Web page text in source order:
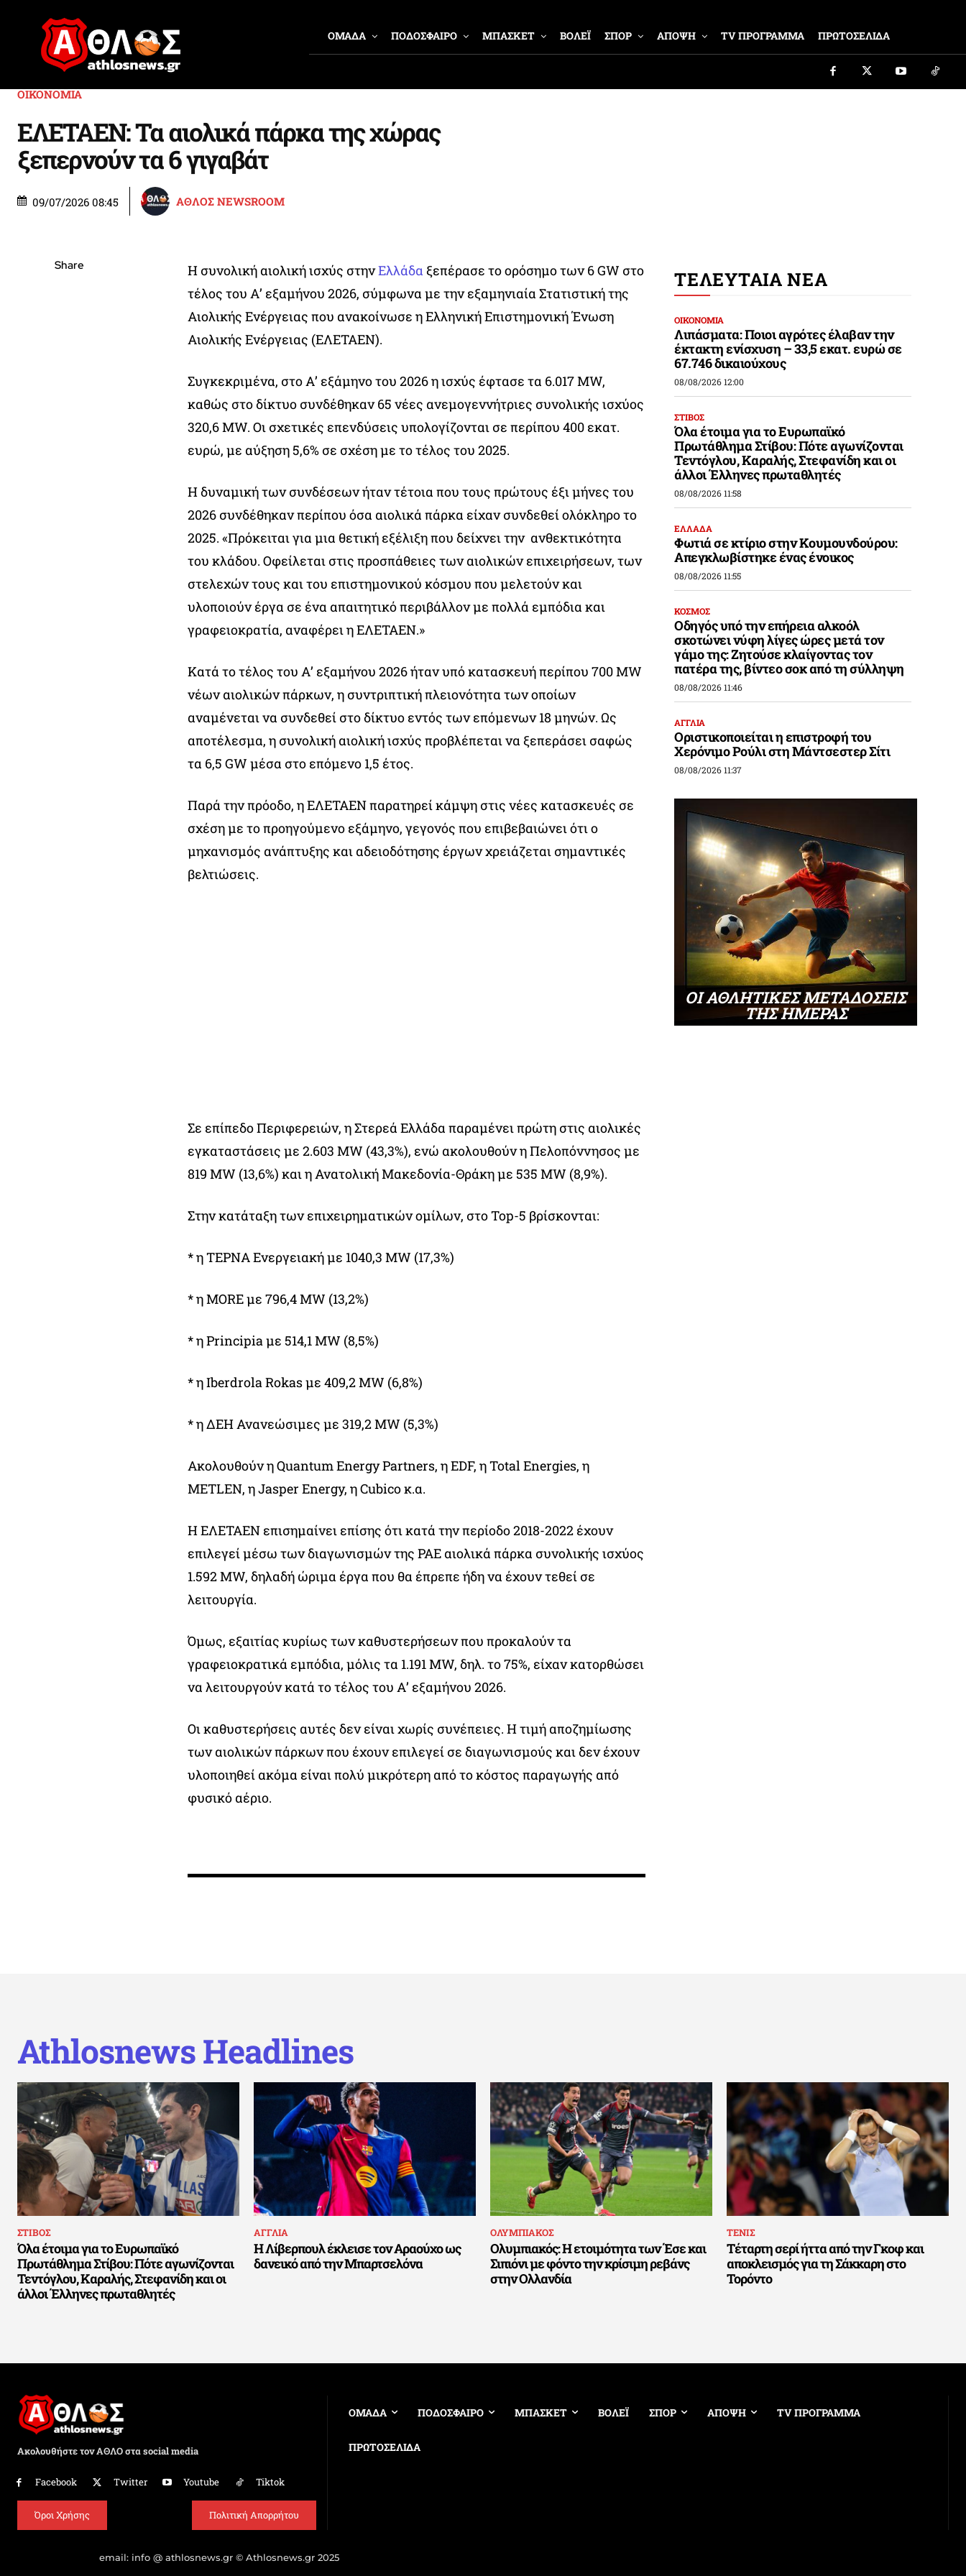
ΟΜΑΔΑ ΠΟΔΟΣΦΑΙΡΟ ΜΠΑΣΚΕΤ ΒΟΛΕΪ ΣΠΟΡ ΑΠΟΨΗ TV ΠΡΟΓΡΑΜΜΑ ΠΡΩΤΟΣΕΛΙΔΑ
ΟΙΚΟΝΟΜΙΑ
ΕΛΕΤΑΕΝ: Τα αιολικά πάρκα της χώρας
ξεπερνούν τα 6 γιγαβάτ
09/07/2026 08:45 ΑΘΛΟΣ NEWSROOM
Share Η συνολική αιολική ισχύς στηνΕλλάδα ξεπέρασε το ορόσημο των 6 GW στο
τέλος του Α’ εξαμήνου 2026, σύμφωνα με την εξαμηνιαία Στατιστική της
Αιολικής Ενέργειας που ανακοίνωσε η Ελληνική Επιστημονική Ένωση
Αιολικής Ενέργειας (ΕΛΕΤΑΕΝ).
Συγκεκριμένα, στο Α’ εξάμηνο του 2026 η ισχύς έφτασε τα 6.017 MW,
καθώς στο δίκτυο συνδέθηκαν 65 νέες ανεμογεννήτριες συνολικής ισχύος
320,6 MW. Οι σχετικές επενδύσεις υπολογίζονται σε περίπου 400 εκατ.
ευρώ, με αύξηση 5,6% σε σχέση με το τέλος του 2025.
Η δυναμική των συνδέσεων ήταν τέτοια που τους πρώτους έξι μήνες του
2026 συνδέθηκαν περίπου όσα αιολικά πάρκα είχαν συνδεθεί ολόκληρο το
2025. «Πρόκειται για μια θετική εξέλιξη που δείχνει την ανθεκτικότητα
του κλάδου. Οφείλεται στις προσπάθειες των αιολικών επιχειρήσεων, των
στελεχών τους και του επιστημονικού κόσμου που μελετούν και
υλοποιούν έργα σε ένα απαιτητικό περιβάλλον με πολλά εμπόδια και
γραφειοκρατία, αναφέρει η ΕΛΕΤΑΕΝ.»
Κατά το τέλος του Α’ εξαμήνου 2026 ήταν υπό κατασκευή περίπου 700 MW
νέων αιολικών πάρκων, η συντριπτική πλειονότητα των οποίων
αναμένεται να συνδεθεί στο δίκτυο εντός των επόμενων 18 μηνών. Ως
αποτέλεσμα, η συνολική αιολική ισχύς προβλέπεται να ξεπεράσει σαφώς
τα 6,5 GW μέσα στο επόμενο 1,5 έτος.
Παρά την πρόοδο, η ΕΛΕΤΑΕΝ παρατηρεί κάμψη στις νέες κατασκευές σε
σχέση με το προηγούμενο εξάμηνο, γεγονός που επιβεβαιώνει ότι ο
μηχανισμός ανάπτυξης και αδειοδότησης έργων χρειάζεται σημαντικές
βελτιώσεις.
Σε επίπεδο Περιφερειών, η Στερεά Ελλάδα παραμένει πρώτη στις αιολικές
εγκαταστάσεις με 2.603 MW (43,3%), ενώ ακολουθούν η Πελοπόννησος με
819 MW (13,6%) και η Ανατολική Μακεδονία-Θράκη με 535 MW (8,9%).
Στην κατάταξη των επιχειρηματικών ομίλων, στο Top-5 βρίσκονται:
* η ΤΕΡΝΑ Ενεργειακή με 1040,3 MW (17,3%)
* η ΜORE με 796,4 MW (13,2%)
* η Principia με 514,1 MW (8,5%)
* η Iberdrola Rokas με 409,2 MW (6,8%)
* η ΔΕΗ Ανανεώσιμες με 319,2 MW (5,3%)
Ακολουθούν η Quantum Energy Partners, η EDF, η Total Energies, η
METLEN, η Jasper Energy, η Cubico κ.α.
Η ΕΛΕΤΑΕΝ επισημαίνει επίσης ότι κατά την περίοδο 2018-2022 έχουν
επιλεγεί μέσω των διαγωνισμών της ΡΑΕ αιολικά πάρκα συνολικής ισχύος
1.592 MW, δηλαδή ώριμα έργα που θα έπρεπε ήδη να έχουν τεθεί σε
λειτουργία.
Όμως, εξαιτίας κυρίως των καθυστερήσεων που προκαλούν τα
γραφειοκρατικά εμπόδια, μόλις τα 1.191 MW, δηλ. το 75%, είχαν κατορθώσει
να λειτουργούν κατά το τέλος του Α’ εξαμήνου 2026.
Οι καθυστερήσεις αυτές δεν είναι χωρίς συνέπειες. Η τιμή αποζημίωσης
των αιολικών πάρκων που έχουν επιλεγεί σε διαγωνισμούς και δεν έχουν
υλοποιηθεί ακόμα είναι πολύ μικρότερη από το κόστος παραγωγής από
φυσικό αέριο.
ΤΕΛΕΥΤΑΙΑ ΝΕΑ
ΟΙΚΟΝΟΜΙΑ
Λιπάσματα: Ποιοι αγρότες έλαβαν την
έκτακτη ενίσχυση – 33,5 εκατ. ευρώ σε
67.746 δικαιούχους
08/08/2026 12:00
ΣΤΙΒΟΣ
Όλα έτοιμα για το Ευρωπαϊκό
Πρωτάθλημα Στίβου: Πότε αγωνίζονται
Τεντόγλου, Καραλής, Στεφανίδη και οι
άλλοι Έλληνες πρωταθλητές
08/08/2026 11:58
ΕΛΛΑΔΑ
Φωτιά σε κτίριο στην Κουμουνδούρου:
Απεγκλωβίστηκε ένας ένοικος
08/08/2026 11:55
ΚΟΣΜΟΣ
Οδηγός υπό την επήρεια αλκοόλ
σκοτώνει νύφη λίγες ώρες μετά τον
γάμο της: Ζητούσε κλαίγοντας τον
πατέρα της, βίντεο σοκ από τη σύλληψη
08/08/2026 11:46
ΑΓΓΛΙΑ
Οριστικοποιείται η επιστροφή του
Χερόνιμο Ρούλι στη Μάντσεστερ Σίτι
08/08/2026 11:37
ΟΙ ΑΘΛΗΤΙΚΕΣ ΜΕΤΑΔΟΣΕΙΣ
ΤΗΣ ΗΜΕΡΑΣ
Athlosnews Headlines
ΣΤΙΒΟΣ
Όλα έτοιμα για το Ευρωπαϊκό
Πρωτάθλημα Στίβου: Πότε αγωνίζονται
Τεντόγλου, Καραλής, Στεφανίδη και οι
άλλοι Έλληνες πρωταθλητές
ΑΓΓΛΙΑ
Η Λίβερπουλ έκλεισε τον Αραούχο ως
δανεικό από την Μπαρτσελόνα
ΟΛΥΜΠΙΑΚΟΣ
Ολυμπιακός: Η ετοιμότητα των Έσε και
Σιπιόνι με φόντο την κρίσιμη ρεβάνς
στην Ολλανδία
ΤΕΝΙΣ
Τέταρτη σερί ήττα από την Γκοφ και
αποκλεισμός για τη Σάκκαρη στο
Τορόντο
Ακολουθήστε τον ΑΘΛΟ στα social media
Facebook Twitter Youtube Tiktok
Όροι Χρήσης Πολιτική Απορρήτου
ΟΜΑΔΑ ΠΟΔΟΣΦΑΙΡΟ ΜΠΑΣΚΕΤ ΒΟΛΕΪ ΣΠΟΡ ΑΠΟΨΗ TV ΠΡΟΓΡΑΜΜΑ
ΠΡΩΤΟΣΕΛΙΔΑ
email: info @ athlosnews.gr © Athlosnews.gr 2025